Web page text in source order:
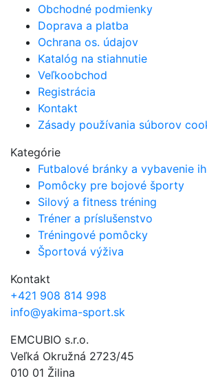
Obchodné podmienky
Doprava a platba
Ochrana os. údajov
Katalóg na stiahnutie
Veľkoobchod
Registrácia
Kontakt
Zásady používania súborov
Kategórie
Futbalové bránky a vybavenie
Pomôcky pre bojové športy
Silový a fitness tréning
Tréner a príslušenstvo
Tréningové pomôcky
Športová výživa
Kontakt
+421 908 814 998
info@yakima-sport.sk
EMCUBIO s.r.o.
Veľká Okružná 2723/45
010 01 Žilina